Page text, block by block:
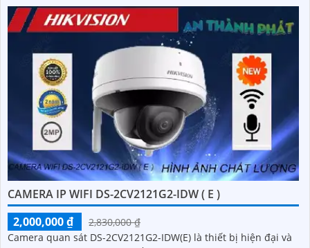
CAMERA IP WIFI DS-2CV2121G2-IDW ( E )
2,000,000 ₫
2,830,000 ₫
Camera quan sát DS-2CV2121G2-IDW(E) là thiết bị hiện đại và